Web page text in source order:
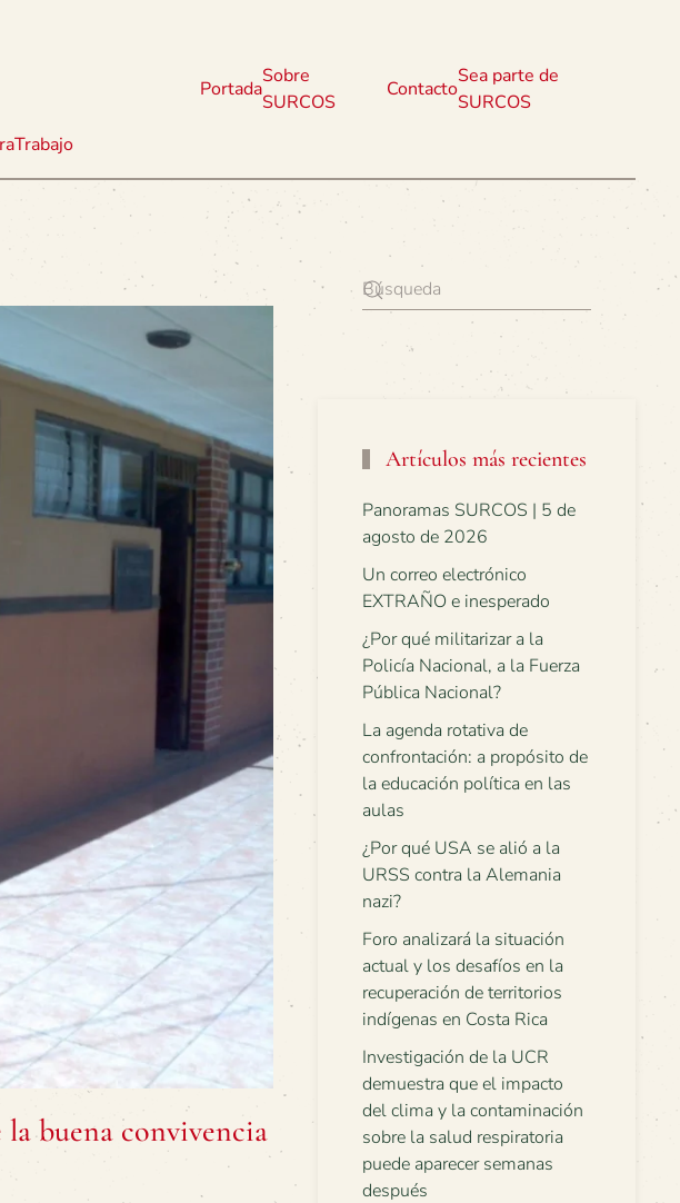
Trabajo
Portada
Sobre
SURCOS
Contacto
Sea parte de
SURCOS
buena convivencia
Artículos más recientes
Panoramas SURCOS | 5 de
agosto de 2026
Un correo electrónico
EXTRAÑO e inesperado
¿Por qué militarizar a la
Policía Nacional, a la Fuerza
Pública Nacional?
La agenda rotativa de
confrontación: a propósito de
la educación política en las
aulas
¿Por qué USA se alió a la
URSS contra la Alemania
nazi?
Foro analizará la situación
actual y los desafíos en la
recuperación de territorios
indígenas en Costa Rica
Investigación de la UCR
demuestra que el impacto
del clima y la contaminación
sobre la salud respiratoria
puede aparecer semanas
después